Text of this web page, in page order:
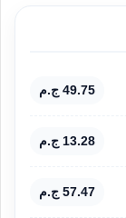
49.75 ج.م
13.28 ج.م
57.47 ج.م